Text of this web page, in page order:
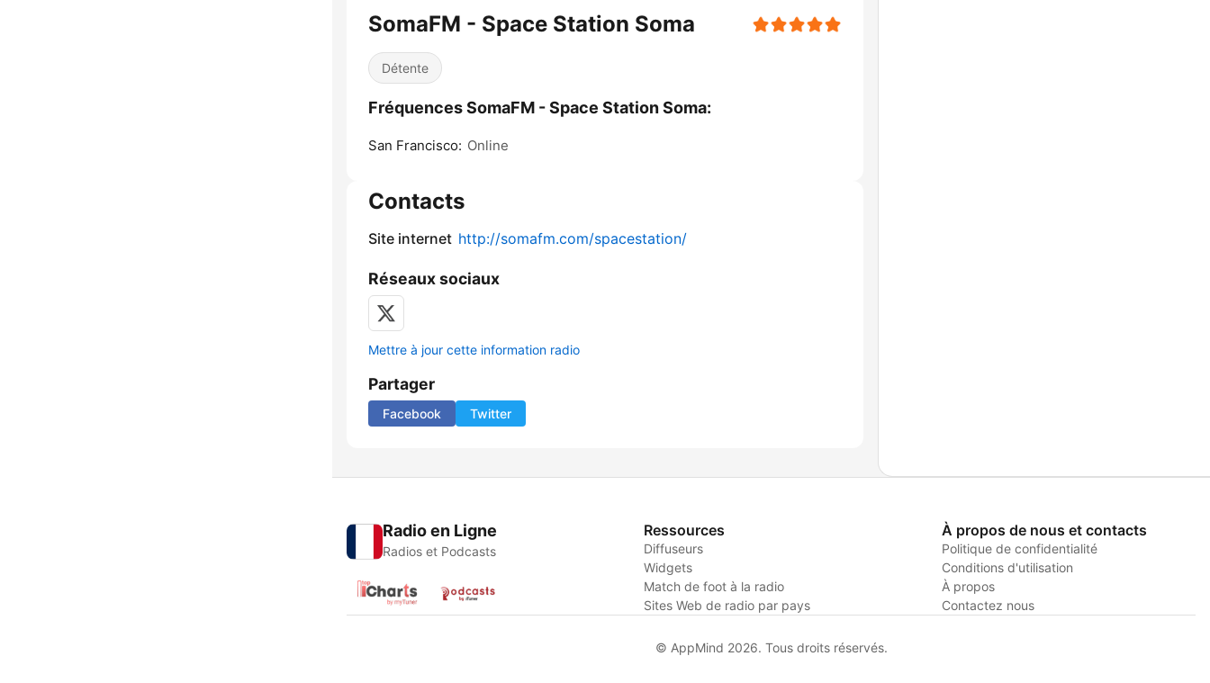
SomaFM - Space Station Soma
Détente
Fréquences SomaFM - Space Station Soma:
San Francisco: Online
Contacts
Site internet http://somafm.com/spacestation/
Réseaux sociaux
Mettre à jour cette information radio
Partager
Facebook Twitter
Radio en Ligne
Radios et Podcasts
Ressources
Diffuseurs
Widgets
Match de foot à la radio
Sites Web de radio par pays
À propos de nous et contacts
Politique de confidentialité
Conditions d'utilisation
À propos
Contactez nous
© AppMind 2026. Tous droits réservés.